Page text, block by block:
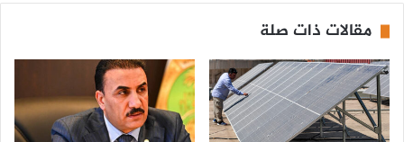
مقالات ذات صلة